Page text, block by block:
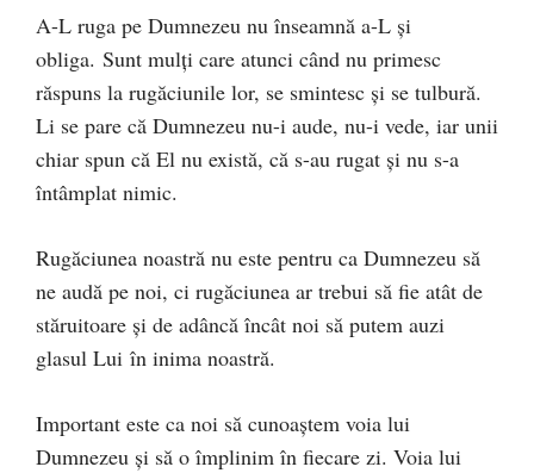
A-L ruga pe Dumnezeu nu înseamnă a-L și
obliga. Sunt mulți care atunci când nu primesc
răspuns la rugăciunile lor, se smintesc și se tulbură.
Li se pare că Dumnezeu nu-i aude, nu-i vede, iar unii
chiar spun că El nu există, că s-au rugat și nu s-a
întâmplat nimic.
Rugăciunea noastră nu este pentru ca Dumnezeu să
ne audă pe noi, ci rugăciunea ar trebui să fie atât de
stăruitoare și de adâncă încât noi să putem auzi
glasul Lui în inima noastră.
Important este ca noi să cunoaștem voia lui
Dumnezeu și să o împlinim în fiecare zi. Voia lui